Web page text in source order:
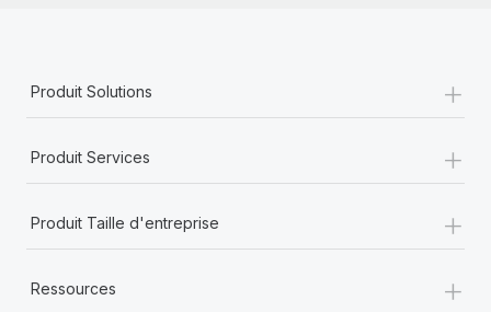
Produit Solutions +
Produit Services +
Produit Taille d'entreprise +
Ressources +